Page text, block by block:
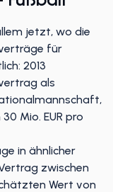
jetzt, wo die
für
2013
als
Mio. EUR pro
in ähnlicher
zwischen
Wert von